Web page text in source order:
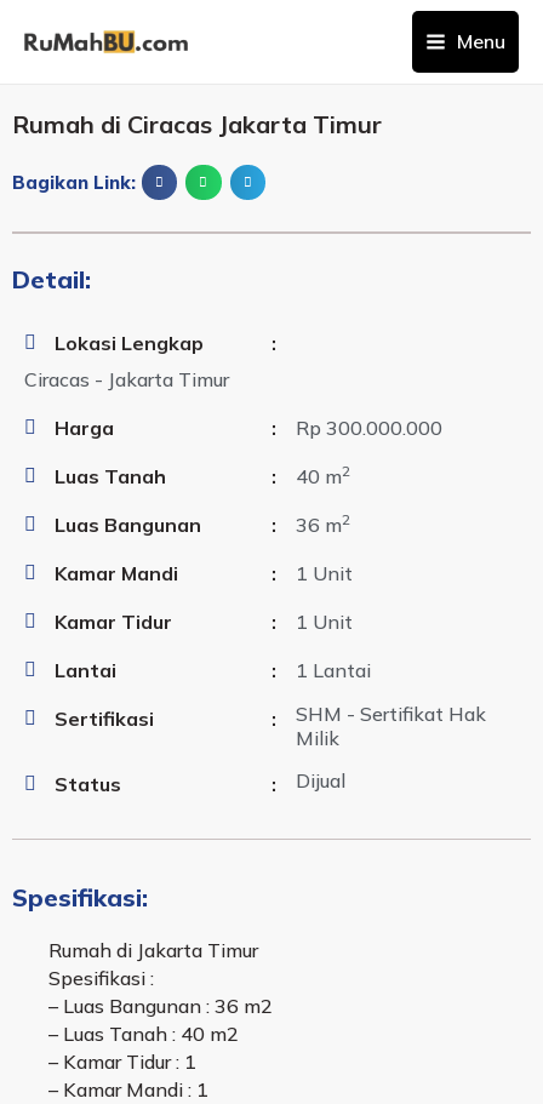
Menu
Rumah di Ciracas Jakarta Timur
Bagikan Link:
Detail:
Lokasi Lengkap
:
Ciracas - Jakarta Timur
Harga
:
Rp 300.000.000
Luas Tanah
: 40 m2
Luas Bangunan : 36 m2
Kamar Mandi :
1 Unit
Kamar Tidur
:
1 Unit
Lantai
:
1 Lantai
Sertifikasi
:
SHM - Sertifikat Hak
Milik
Status
: Dijual
Spesifikasi:
Rumah di Jakarta Timur
Spesifikasi :
– Luas Bangunan : 36 m2
– Luas Tanah : 40 m2
– Kamar Tidur : 1
– Kamar Mandi : 1